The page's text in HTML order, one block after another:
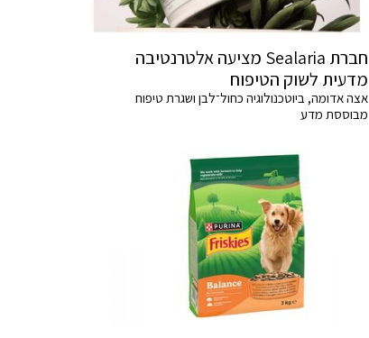
חברת Sealaria מציעה אלטרנטיבה
מדעית לשוק הטיפוח
אצה אדומה, ביוטכנולוגיה כחול־לבן ושגרת טיפוח
מבוססת מדע